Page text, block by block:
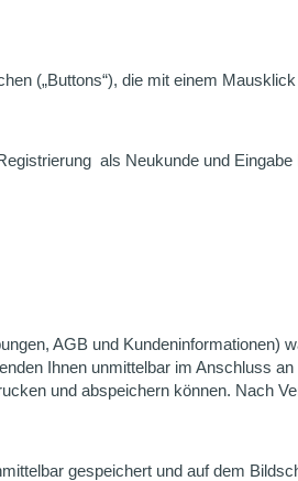
(„Buttons“), die mit einem
als Neukunde und
AGB und Kundeninformationen)
Ihnen unmittelbar im Anschluss
und abspeichern können. Nach
gespeichert und auf dem